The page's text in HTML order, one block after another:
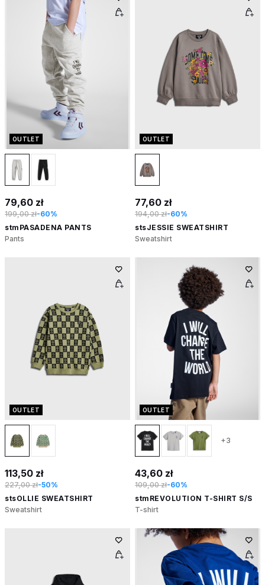
OUTLET
79,60 zł
199,00 zł-60%
stmPASADENA PANTS
Pants
OUTLET
77,60 zł
194,00 zł-60%
stsJESSIE SWEATSHIRT
Sweatshirt
OUTLET
113,50 zł
227,00 zł-50%
stsOLLIE SWEATSHIRT
Sweatshirt
OUTLET
+3
43,60 zł
109,00 zł-60%
stmREVOLUTION T-SHIRT S/S
T-shirt